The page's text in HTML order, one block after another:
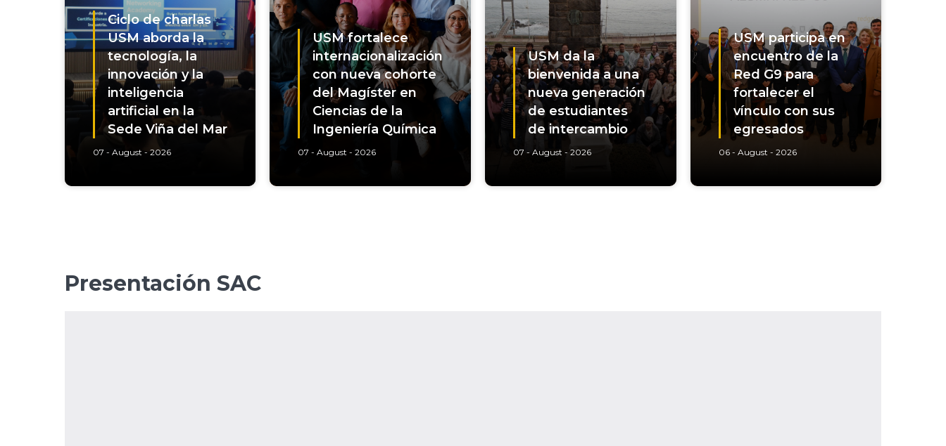
Ciclo de charlas
USM aborda la
tecnología, la
innovación y la
inteligencia
artificial en la
Sede Viña del Mar
07 - August - 2026
USM fortalece
internacionalización
con nueva cohorte
del Magíster en
Ciencias de la
Ingeniería Química
07 - August - 2026
USM da la
bienvenida a una
nueva generación
de estudiantes
de intercambio
07 - August - 2026
USM participa en
encuentro de la
Red G9 para
fortalecer el
vínculo con sus
egresados
06 - August - 2026
Presentación SAC